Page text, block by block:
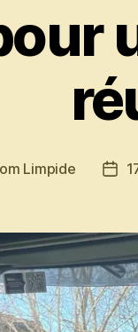
Limpide